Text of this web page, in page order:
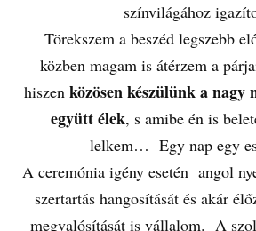
színvilágához
Törekszem a beszéd legszebb
közben magam is átérzem a
hiszenközösen készülünk a nagy
együtt élek, s amibe én is
lelkem… Egy nap egy
A ceremónia igény esetén angol
szertartás hangosítását és akár
megvalósítását is vállalom. A